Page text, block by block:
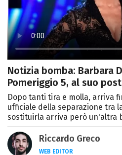
Notizia bomba: Barbara
Pomeriggio 5, al suo
Dopo tanti tira e molla, arriva
ufficiale della separazione tra
sostituirla arriva però un'altra
Riccardo Greco
WEB EDITOR